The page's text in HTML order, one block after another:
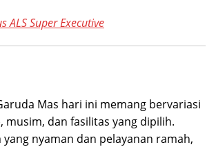
ALS Super Executive
Mas hari ini memang bervariasi
dan fasilitas yang dipilih.
nyaman dan pelayanan ramah,